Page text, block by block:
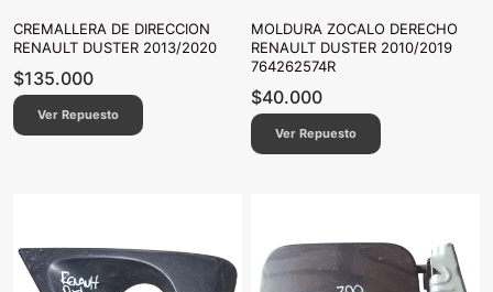
CREMALLERA DE DIRECCION
RENAULT DUSTER 2013/2020
$135.000
Ver Repuesto
MOLDURA ZOCALO DERECHO
RENAULT DUSTER 2010/2019
764262574R
$40.000
Ver Repuesto